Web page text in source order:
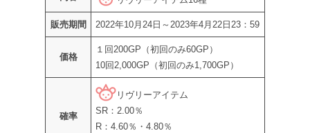
販売期間 2022年10月24日～2023年4月22日23：59
価格
１回200GP（初回のみ60GP）
10回2,000GP（初回のみ1,700GP）
確率
リヴリーアイテム
SR：2.00％
R：4.60％・4.80％